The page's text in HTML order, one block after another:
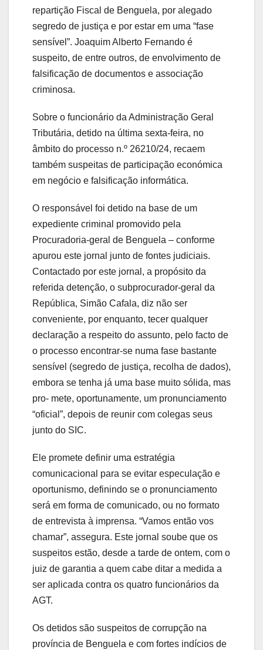
repartição Fiscal de Benguela, por alegado
segredo de justiça e por estar em uma “fase
sensível”. Joaquim Alberto Fernando é
suspeito, de entre outros, de envolvimento de
falsificação de documentos e associação
criminosa.
Sobre o funcionário da Administração Geral
Tributária, detido na última sexta-feira, no
âmbito do processo n.º 26210/24, recaem
também suspeitas de participação económica
em negócio e falsificação informática.
O responsável foi detido na base de um
expediente criminal promovido pela
Procuradoria-geral de Benguela – conforme
apurou este jornal junto de fontes judiciais.
Contactado por este jornal, a propósito da
referida detenção, o subprocurador-geral da
República, Simão Cafala, diz não ser
conveniente, por enquanto, tecer qualquer
declaração a respeito do assunto, pelo facto de
o processo encontrar-se numa fase bastante
sensível (segredo de justiça, recolha de dados),
embora se tenha já uma base muito sólida, mas
pro- mete, oportunamente, um pronunciamento
“oficial”, depois de reunir com colegas seus
junto do SIC.
Ele promete definir uma estratégia
comunicacional para se evitar especulação e
oportunismo, definindo se o pronunciamento
será em forma de comunicado, ou no formato
de entrevista à imprensa. “Vamos então vos
chamar”, assegura. Este jornal soube que os
suspeitos estão, desde a tarde de ontem, com o
juiz de garantia a quem cabe ditar a medida a
ser aplicada contra os quatro funcionários da
AGT.
Os detidos são suspeitos de corrupção na
província de Benguela e com fortes indícios de